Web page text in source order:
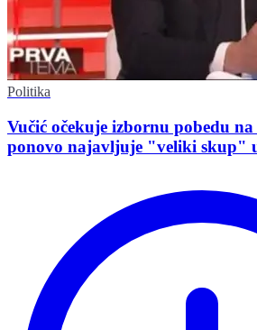
Politika
Vučić očekuje izbornu pobedu
ponovo najavljuje "veliki skup"